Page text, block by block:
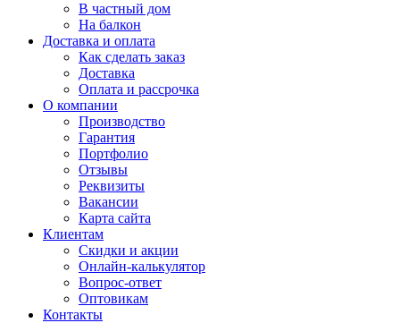
В частный дом
На балкон
Доставка и оплата
Как сделать заказ
Доставка
Оплата и рассрочка
О компании
Производство
Гарантия
Портфолио
Отзывы
Реквизиты
Вакансии
Карта сайта
Клиентам
Скидки и акции
Онлайн-калькулятор
Вопрос-ответ
Оптовикам
Контакты